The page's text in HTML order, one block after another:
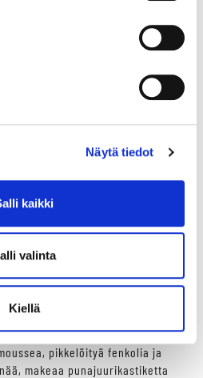
Näytä tiedot
kaikki
valinta
Kiellä
päivinä pieni pomppulinna
sisällä ja ulkona käytössä
kepparikisat lauantaina klo
linkistä löydät lähtölistat
CARTE
L
pikkelöityä fenkolia ja
makeaa punajuurikastiketta